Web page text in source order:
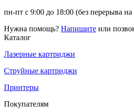
пн-пт с 9:00 до 18:00 (без перерыва на
Нужна помощь? Напишите или
Каталог
Лазерные картриджи
Струйные картриджи
Принтеры
Покупателям